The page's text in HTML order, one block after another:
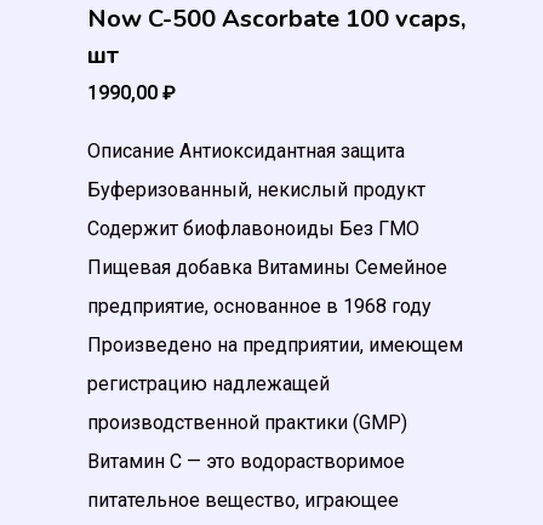
Now C-500 Ascorbate 100 vcaps,
шт
1990,00 ₽
Описание Антиоксидантная защита
Буферизованный, некислый продукт
Содержит биофлавоноиды Без ГМО
Пищевая добавка Витамины Семейное
предприятие, основанное в 1968 году
Произведено на предприятии, имеющем
регистрацию надлежащей
производственной практики (GMP)
Витамин C — это водорастворимое
питательное вещество, играющее